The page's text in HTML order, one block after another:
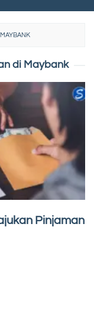
di Maybank
Pinjaman